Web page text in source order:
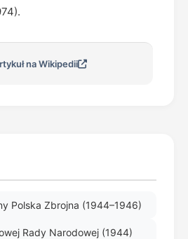
na Wikipedii
Polska Zbrojna (1944–1946)
Rady Narodowej (1944)